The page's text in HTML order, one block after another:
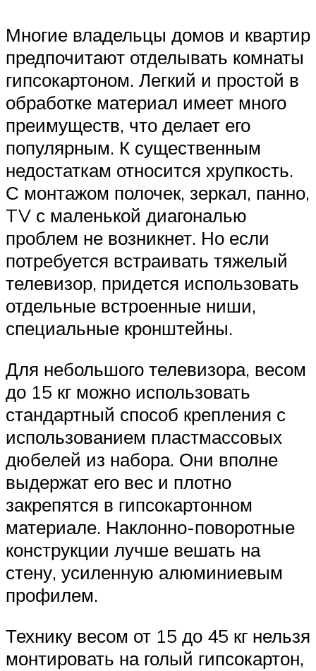
Многие владельцы домов и квартир
предпочитают отделывать комнаты
гипсокартоном. Легкий и простой в
обработке материал имеет много
преимуществ, что делает его
популярным. К существенным
недостаткам относится хрупкость.
С монтажом полочек, зеркал, панно,
TV с маленькой диагональю
проблем не возникнет. Но если
потребуется встраивать тяжелый
телевизор, придется использовать
отдельные встроенные ниши,
специальные кронштейны.
Для небольшого телевизора, весом
до 15 кг можно использовать
стандартный способ крепления с
использованием пластмассовых
дюбелей из набора. Они вполне
выдержат его вес и плотно
закрепятся в гипсокартонном
материале. Наклонно-поворотные
конструкции лучше вешать на
стену, усиленную алюминиевым
профилем.
Технику весом от 15 до 45 кг нельзя
монтировать на голый гипсокартон,